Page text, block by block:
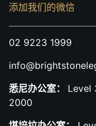
添加我们的微信
02 9223 1999
悉尼办公室： Level
2000